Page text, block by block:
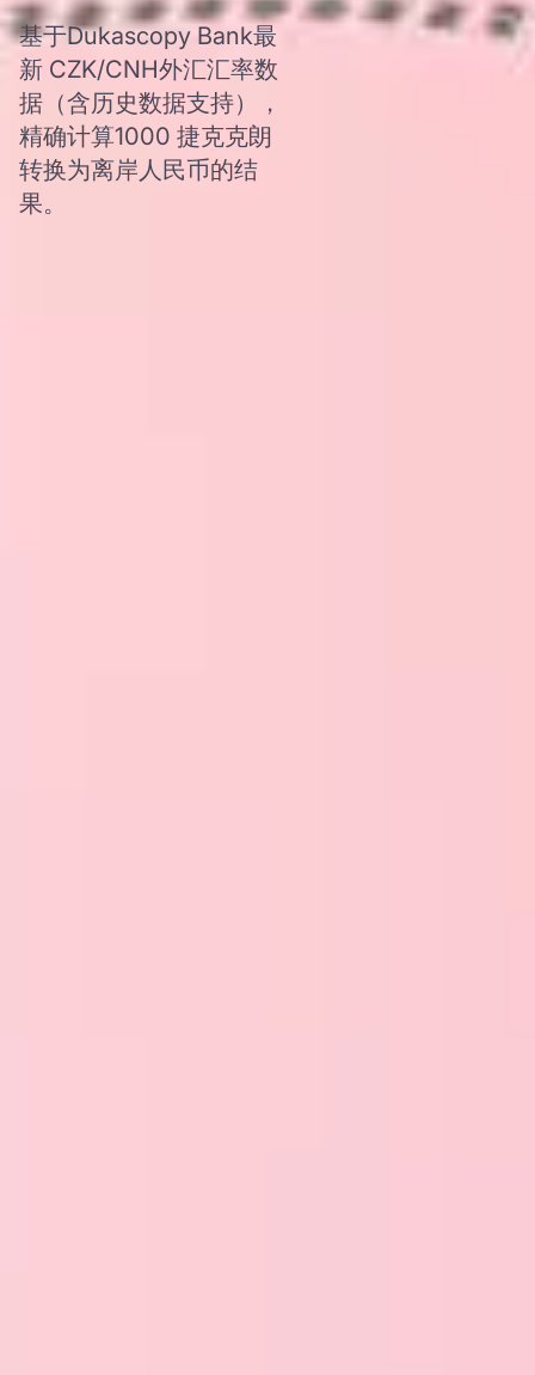
基于Dukascopy Bank最
新 CZK/CNH外汇汇率数
据（含历史数据支持），
精确计算1000 捷克克朗
转换为离岸人民币的结
果。